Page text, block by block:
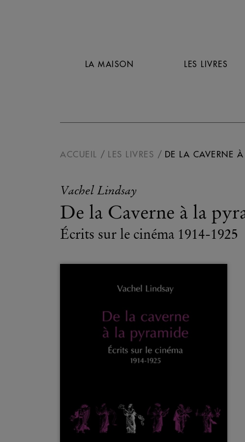
LA MAISON LES LIVRES
ACCUEIL LES LIVRES DE LA CAVERNE
Vachel Lindsay
De la Caverne à la
Écrits sur le cinéma 1914-1925